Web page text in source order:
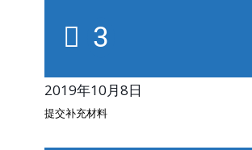
3
2019年10月8日
提交补充材料